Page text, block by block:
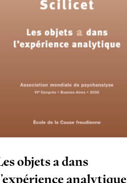
objets a dans
analytique